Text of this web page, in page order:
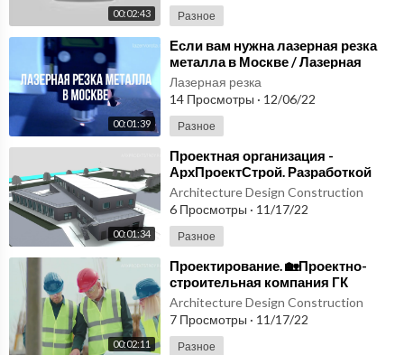
00:02:43 Разное
00:01:39
⁣Если вам нужна лазерная резка
металла в Москве / Лазерная
резка Москва
Лазерная резка
14 Просмотры · 12/06/22
Разное
00:01:34
⁣Проектная организация -
АрхПроектСтрой. Разработкой
проектов любой сложности
Architecture Design Construction
6 Просмотры · 11/17/22
Разное
00:02:11
⁣Проектирование. 🏡Проектно-
строительная компания ГК
«АрхПроектСтрой»
Architecture Design Construction
7 Просмотры · 11/17/22
Разное